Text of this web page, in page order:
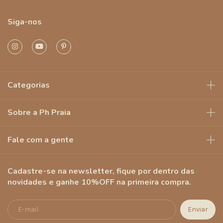
Siga-nos
Categorias
Sobre a Ph Praia
Fale com a gente
Cadastre-se na newsletter, fique por dentro das
novidades e ganhe 10%OFF na primeira compra.